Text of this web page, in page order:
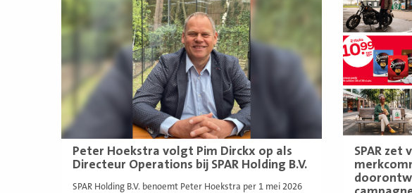
Peter Hoekstra volgt Pim Dirckx op als
Directeur Operations bij SPAR Holding B.V.
SPAR Holding B.V. benoemt Peter Hoekstra per 1 mei 2026
meer
SPAR zet
meer